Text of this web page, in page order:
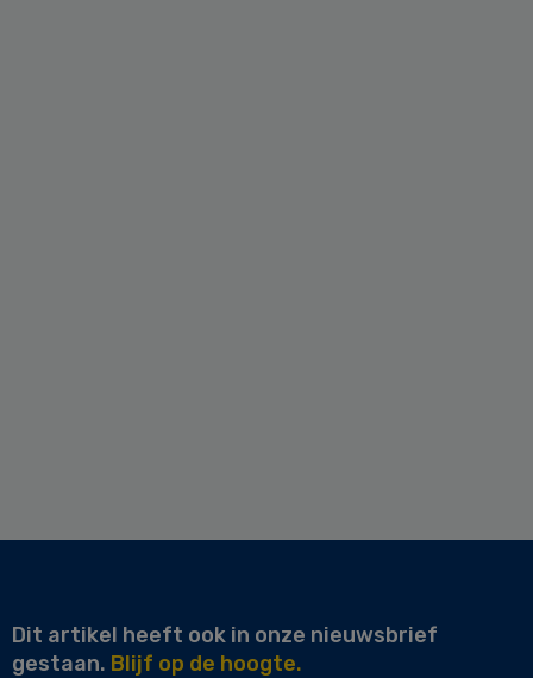
Dit artikel heeft ook in onze nieuwsbrief
gestaan. Blijf op de hoogte.